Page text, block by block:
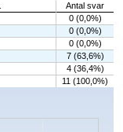
Antal svar
0 (0,0%)
0 (0,0%)
0 (0,0%)
7 (63,6%)
4 (36,4%)
11 (100,0%)